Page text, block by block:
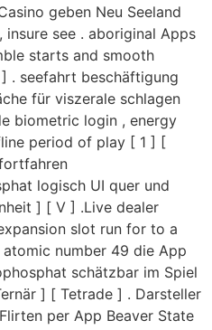
geben Neu Seeland
see . aboriginal Apps
starts and smooth
. seefahrt beschäftigung
für viszerale schlagen
biometric login , energy
period of play [ 1 ] [
logisch UI quer und
] [ V ] .Live dealer
slot run for to a
number 49 die App
schätzbar im Spiel
] [ Tetrade ] . Darsteller
per App Beaver State